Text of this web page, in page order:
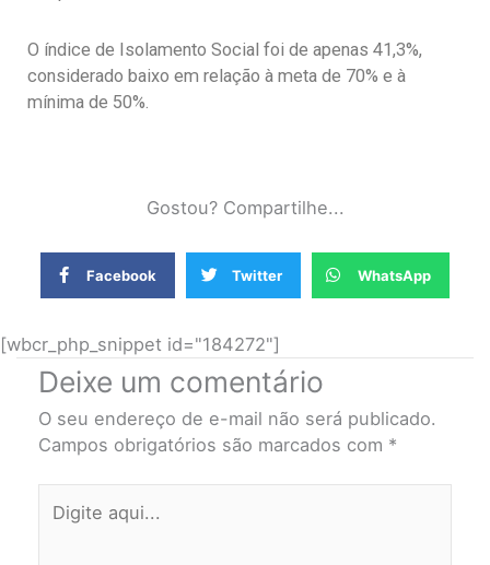
O índice de Isolamento Social foi de apenas 41,3%,
considerado baixo em relação à meta de 70% e à
mínima de 50%.
Gostou? Compartilhe...
Facebook Twitter WhatsApp
[wbcr_php_snippet id="184272"]
Deixe um comentário
O seu endereço de e-mail não será publicado.
Campos obrigatórios são marcados com *
aqui...